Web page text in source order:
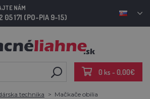
NÁM
05 171 (PO-PIA 9-15)
0 ks - 0,00€
technika Mačkače obilia